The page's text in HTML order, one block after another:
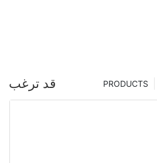
قد ترغب PRODUCTS